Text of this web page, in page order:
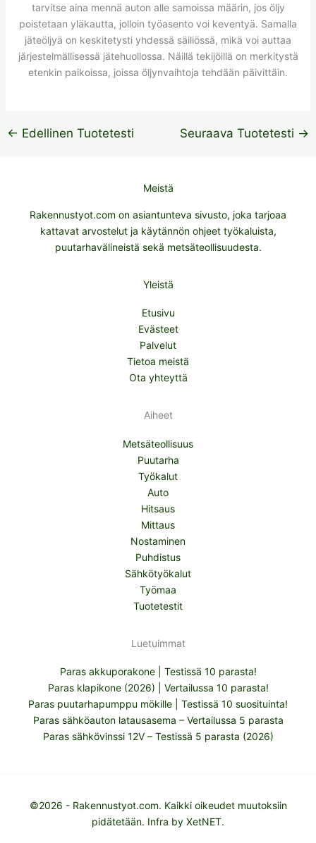
tarvitse aina mennä auton alle samoissa määrin, jos öljy
poistetaan yläkautta, jolloin työasento voi keventyä. Samalla
jäteöljyä on keskitetysti yhdessä säiliössä, mikä voi auttaa
järjestelmällisessä jätehuollossa. Näillä tekijöillä on merkitystä
etenkin paikoissa, joissa öljynvaihtoja tehdään päivittäin.
← Edellinen Tuotetesti Seuraava Tuotetesti →
Meistä
Rakennustyot.com on asiantunteva sivusto, joka tarjoaa
kattavat arvostelut ja käytännön ohjeet työkaluista,
puutarhavälineistä sekä metsäteollisuudesta.
Yleistä
Etusivu
Evästeet
Palvelut
Tietoa meistä
Ota yhteyttä
Aiheet
Metsäteollisuus
Puutarha
Työkalut
Auto
Hitsaus
Mittaus
Nostaminen
Puhdistus
Sähkötyökalut
Työmaa
Tuotetestit
Luetuimmat
Paras akkuporakone | Testissä 10 parasta!
Paras klapikone (2026) | Vertailussa 10 parasta!
Paras puutarhapumppu mökille | Testissä 10 suosituinta!
Paras sähköauton latausasema – Vertailussa 5 parasta
Paras sähkövinssi 12V – Testissä 5 parasta (2026)
©2026 - Rakennustyot.com. Kaikki oikeudet muutoksiin
pidätetään. Infra by XetNET.